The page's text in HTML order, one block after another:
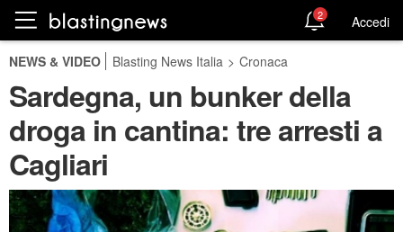
2 Accedi
NEWS & VIDEO Blasting News Italia > Cronaca
Sardegna, un bunker della
droga in cantina: tre arresti a
Cagliari